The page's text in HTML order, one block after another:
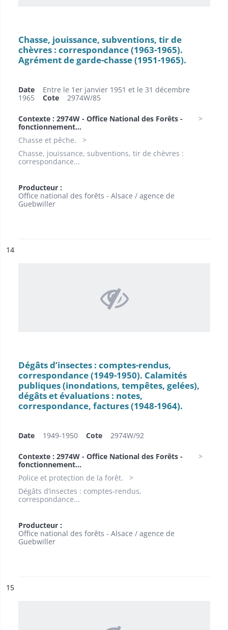
Chasse, jouissance, subventions, tir de
chèvres : correspondance (1963-1965).
Agrément de garde-chasse (1951-1965).
Date
Entre le 1er janvier 1951 et le 31 décembre
1965
Cote 2974W/85
Contexte : 2974W - Office National des Forêts -
fonctionnement...
Chasse et pêche.
Chasse, jouissance, subventions, tir de chèvres :
correspondance...
Producteur :
Office national des forêts - Alsace / agence de
Guebwiller
n°
14
Dégâts d’insectes : comptes-rendus,
correspondance (1949-1950). Calamités
publiques (inondations, tempêtes, gelées),
dégâts et évaluations : notes,
correspondance, factures (1948-1964).
Date 1949-1950 Cote 2974W/92
Contexte : 2974W - Office National des Forêts -
fonctionnement...
Police et protection de la forêt.
Dégâts d’insectes : comptes-rendus,
correspondance...
Producteur :
Office national des forêts - Alsace / agence de
Guebwiller
n°
15